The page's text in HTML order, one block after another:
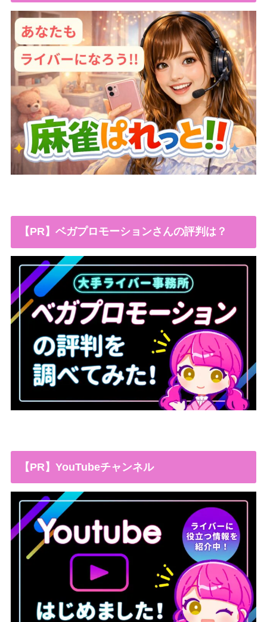
【PR】ベガプロモーションさんの評判は？
【PR】YouTubeチャンネル